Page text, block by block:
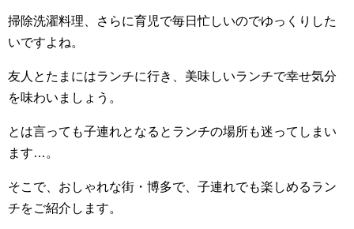
掃除洗濯料理、さらに育児で毎日忙しいのでゆっくりした
いですよね。
友人とたまにはランチに行き、美味しいランチで幸せ気分
を味わいましょう。
とは言っても子連れとなるとランチの場所も迷ってしまい
ます…。
そこで、おしゃれな街・博多で、子連れでも楽しめるラン
チをご紹介します。